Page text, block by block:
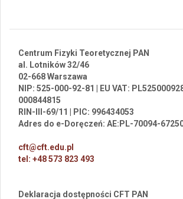
Centrum Fizyki Teoretycznej PAN
al. Lotników 32/46
02-668 Warszawa
NIP: 525-000-92-81 | EU VAT:
000844815
RIN-III-69/11 | PIC: 996434053
Adres do e-Doręczeń: AE:PL-70094-
cft@cft.edu.pl
tel: +48 573 823 493
Deklaracja dostępności CFT PAN